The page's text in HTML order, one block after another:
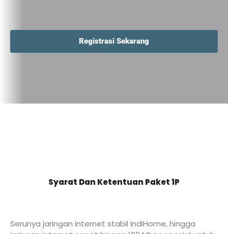
Registrasi Sekarang
Syarat Dan Ketentuan Paket 1P
Serunya jaringan internet stabil IndiHome, hingga